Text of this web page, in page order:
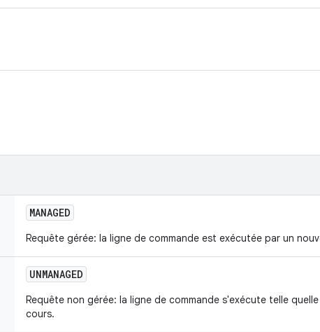
MANAGED
Requête gérée: la ligne de commande est exécutée par un
UNMANAGED
Requête non gérée: la ligne de commande s'exécute telle
cours.